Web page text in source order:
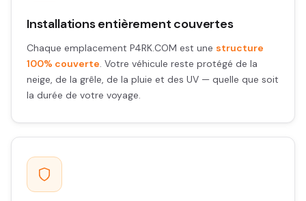
Installations entièrement couvertes
Chaque emplacement P4RK.COM est une structure
100% couverte. Votre véhicule reste protégé de la
neige, de la grêle, de la pluie et des UV — quelle que soit
la durée de votre voyage.